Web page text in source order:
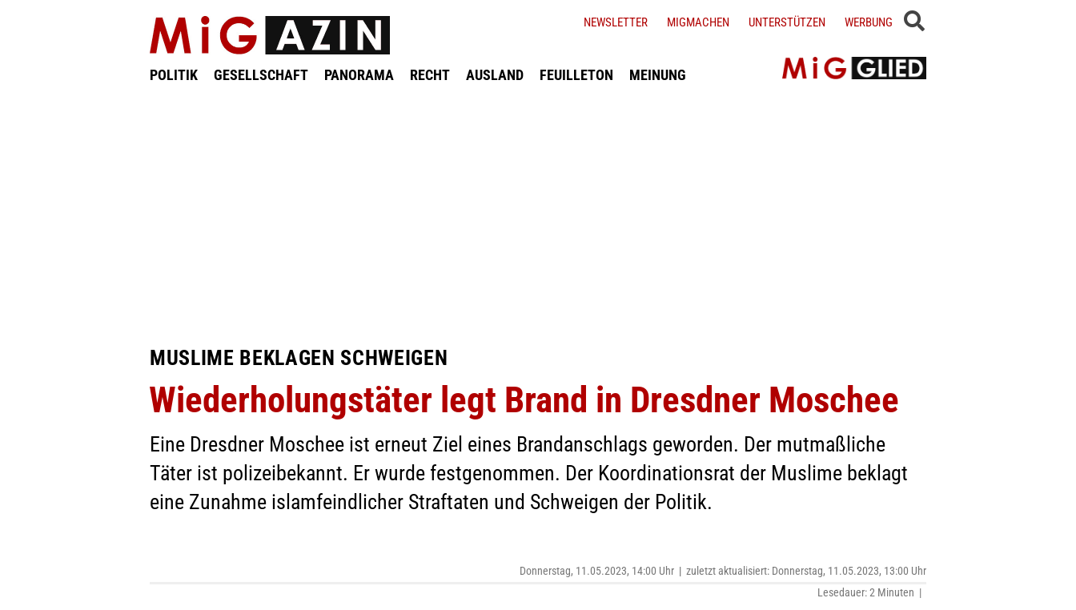
POLITIK GESELLSCHAFT PANORAMA RECHT AUSLAND FEUILLETON MEINUNG
NEWSLETTER MIGMACHEN UNTERSTÜTZEN WERBUNG
MUSLIME BEKLAGEN SCHWEIGEN
Wiederholungstäter legt Brand in Dresdner Moschee
Eine Dresdner Moschee ist erneut Ziel eines Brandanschlags geworden. Der mutmaßliche
Täter ist polizeibekannt. Er wurde festgenommen. Der Koordinationsrat der Muslime beklagt
eine Zunahme islamfeindlicher Straftaten und Schweigen der Politik.
Donnerstag, 11.05.2023, 14:00 Uhr | zuletzt aktualisiert: Donnerstag, 11.05.2023, 13:00 Uhr
Lesedauer: 2 Minuten |